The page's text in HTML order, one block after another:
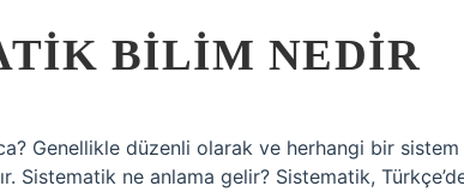
BILIM NEDIR
Genellikle düzenli olarak ve herhangi bir
Sistematik ne anlama gelir? Sistematik,